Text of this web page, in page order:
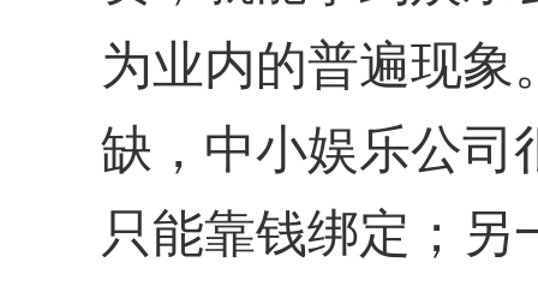
为业内的普遍现象
缺，中小娱乐公司
只能靠钱绑定；